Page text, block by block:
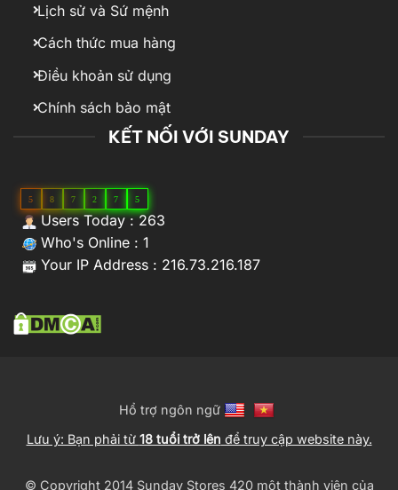
Lịch sử và Sứ mệnh
Cách thức mua hàng
Điều khoản sử dụng
Chính sách bảo mật
KẾT NỐI VỚI SUNDAY
5 8 7 2 7 5
Users Today : 263
Who's Online : 1
Your IP Address : 216.73.216.187
Hổ trợ ngôn ngữ
Lưu ý: Bạn phải từ 18 tuổi trở lên để truy cập website này.
© Copyright 2014 Sunday Stores 420 một thành viên của